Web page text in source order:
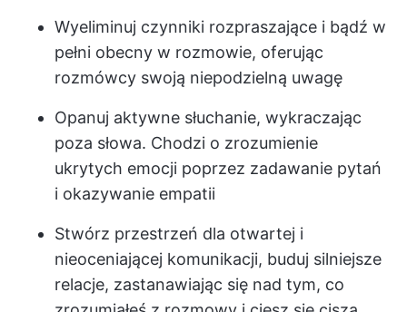
Wyeliminuj czynniki rozpraszające i bądź w
pełni obecny w rozmowie, oferując
rozmówcy swoją niepodzielną uwagę
Opanuj aktywne słuchanie, wykraczając
poza słowa. Chodzi o zrozumienie
ukrytych emocji poprzez zadawanie pytań
i okazywanie empatii
Stwórz przestrzeń dla otwartej i
nieoceniającej komunikacji, buduj silniejsze
relacje, zastanawiając się nad tym, co